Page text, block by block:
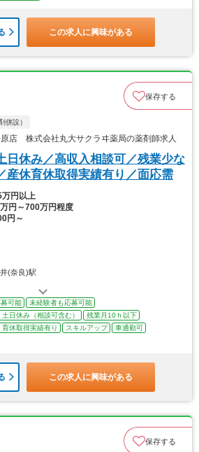
この求人に興味がある
保存する
併設）
店 株式会社丸大サクラヰ薬局の薬剤師求人
日休み／高収入相談可／残業少な
産休育休取得実績有り／面応需
万円以上
万円～700万円程度
円～
(奈良)駅
可能
未経験者も応募可能
土日休み（相談可含む）
残業月10ｈ以下
育休取得実績有り スキルアップ
車通勤可
この求人に興味がある
保存する